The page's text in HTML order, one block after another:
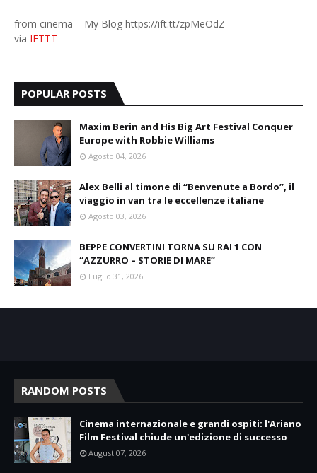
from cinema – My Blog https://ift.tt/zpMeOdZ
via IFTTT
POPULAR POSTS
Maxim Berin and His Big Art Festival Conquer
Europe with Robbie Williams
Agosto 04, 2026
Alex Belli al timone di “Benvenute a Bordo”, il
viaggio in van tra le eccellenze italiane
Agosto 03, 2026
BEPPE CONVERTINI TORNA SU RAI 1 CON
“AZZURRO – STORIE DI MARE”
Luglio 31, 2026
RANDOM POSTS
Cinema internazionale e grandi ospiti: l'Ariano
Film Festival chiude un'edizione di successo
August 07, 2026